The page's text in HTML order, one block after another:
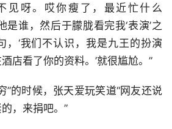
见呀。哎你瘦了，最近忙什么
是谁，然后于朦胧看完我‘表演’之
，‘我们不认识，我是九王的扮演
店看了你的资料。’就很尴尬。”
”的时候，张天爱玩笑道“网友还说
，来捐吧。”